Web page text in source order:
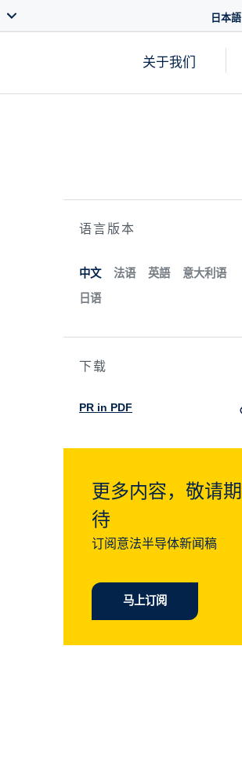
日本語
关于我们
语言版本
中文 法语 英語
意大利语
日语
下载
PR in PDF
更多内容，敬请期
待
订阅意法半导体新闻稿
马上订阅